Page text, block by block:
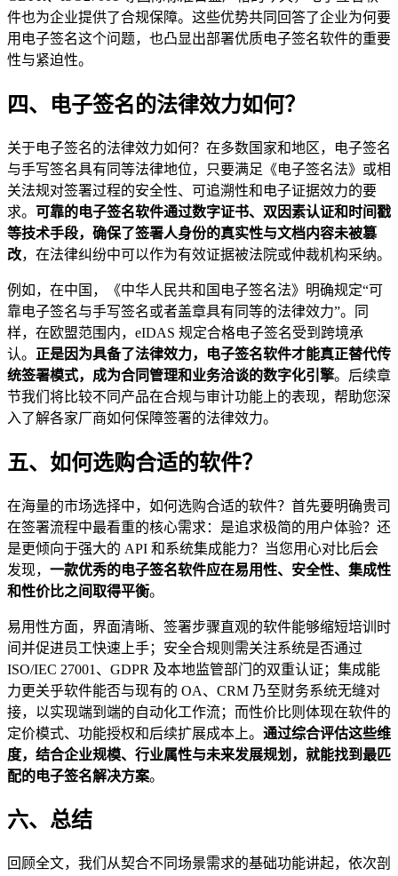
件也为企业提供了合规保障。这些优势共同回答了企业为何要
用电子签名这个问题，也凸显出部署优质电子签名软件的重要
性与紧迫性。
四、电子签名的法律效力如何？
关于电子签名的法律效力如何？在多数国家和地区，电子签名
与手写签名具有同等法律地位，只要满足《电子签名法》或相
关法规对签署过程的安全性、可追溯性和电子证据效力的要
求。 可靠的电子签名软件通过数字证书、双因素认证和时间戳
等技术手段，确保了签署人身份的真实性与文档内容未被篡
改，在法律纠纷中可以作为有效证据被法院或仲裁机构采纳。
例如，在中国，《中华人民共和国电子签名法》明确规定“可
靠电子签名与手写签名或者盖章具有同等的法律效力”。同
样，在欧盟范围内，eIDAS 规定合格电子签名受到跨境承
认。 正是因为具备了法律效力，电子签名软件才能真正替代传
统签署模式，成为合同管理和业务洽谈的数字化引擎。后续章
节我们将比较不同产品在合规与审计功能上的表现，帮助您深
入了解各家厂商如何保障签署的法律效力。
五、如何选购合适的软件？
在海量的市场选择中，如何选购合适的软件？首先要明确贵司
在签署流程中最看重的核心需求：是追求极简的用户体验？还
是更倾向于强大的 API 和系统集成能力？当您用心对比后会
发现， 一款优秀的电子签名软件应在易用性、安全性、集成性
和性价比之间取得平衡。
易用性方面，界面清晰、签署步骤直观的软件能够缩短培训时
间并促进员工快速上手；安全合规则需关注系统是否通过
ISO/IEC 27001、GDPR 及本地监管部门的双重认证；集成能
力更关乎软件能否与现有的 OA、CRM 乃至财务系统无缝对
接，以实现端到端的自动化工作流；而性价比则体现在软件的
定价模式、功能授权和后续扩展成本上。 通过综合评估这些维
度，结合企业规模、行业属性与未来发展规划，就能找到最匹
配的电子签名解决方案。
六、总结
回顾全文，我们从契合不同场景需求的基础功能讲起，依次剖